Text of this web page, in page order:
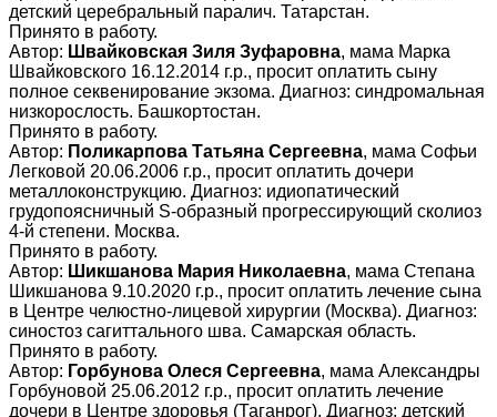
детский церебральный паралич. Татарстан.
Принято в работу.
Автор: Швайковская Зиля Зуфаровна, мама Марка
Швайковского 16.12.2014 г.р., просит оплатить сыну
полное секвенирование экзома. Диагноз: синдромальная
низкорослость. Башкортостан.
Принято в работу.
Автор: Поликарпова Татьяна Сергеевна, мама Софьи
Легковой 20.06.2006 г.р., просит оплатить дочери
металлоконструкцию. Диагноз: идиопатический
грудопоясничный S-образный прогрессирующий сколиоз
4-й степени. Москва.
Принято в работу.
Автор: Шикшанова Мария Николаевна, мама Степана
Шикшанова 9.10.2020 г.р., просит оплатить лечение сына
в Центре челюстно-лицевой хирургии (Москва). Диагноз:
синостоз сагиттального шва. Самарская область.
Принято в работу.
Автор: Горбунова Олеся Сергеевна, мама Александры
Горбуновой 25.06.2012 г.р., просит оплатить лечение
дочери в Центре здоровья (Таганрог). Диагноз: детский